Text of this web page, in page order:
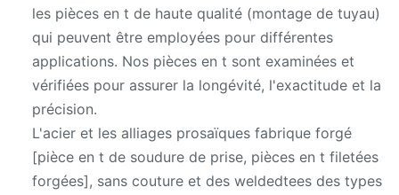
les pièces en t de haute qualité (montage de tuyau)
qui peuvent être employées pour différentes
applications. Nos pièces en t sont examinées et
vérifiées pour assurer la longévité, l'exactitude et la
précision.
L'acier et les alliages prosaïques fabrique forgé
[pièce en t de soudure de prise, pièces en t filetées
forgées], sans couture et des weldedtees des types